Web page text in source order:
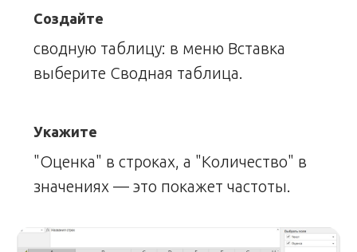
Создайте
сводную таблицу: в меню Вставка
выберите Сводная таблица.
Укажите
"Оценка" в строках, а "Количество" в
значениях — это покажет частоты.